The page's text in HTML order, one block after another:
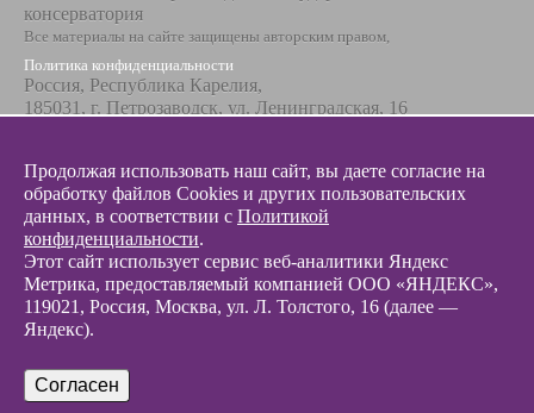
консерватория
Все материалы на сайте защищены авторским правом,
Политика конфиденциальности
Россия, Республика Карелия,
185031, г. Петрозаводск, ул. Ленинградская, 16
+7 8142 67-23-67
Эл. почта
info@glazunovcons.ru
© 2012 - 2026 Разработка и поддержка сайта ООО «
Продолжая использовать наш сайт, вы даете согласие на
обработку файлов Cookies и других пользовательских
данных, в соответствии с Политикой
конфиденциальности.
Этот сайт использует сервис веб-аналитики Яндекс
Метрика, предоставляемый компанией ООО «ЯНДЕКС»,
119021, Россия, Москва, ул. Л. Толстого, 16 (далее —
Яндекс).
Согласен